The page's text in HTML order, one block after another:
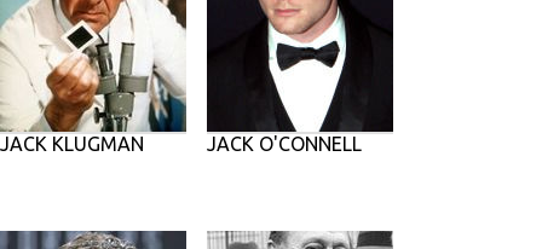
JACK KLUGMAN JACK O'CONNELL